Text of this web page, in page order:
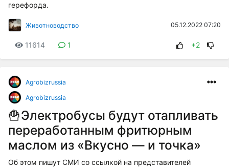
герефорда.
Животноводство 05.12.2022 07:20
11614 1 +2
Agrobizrussia
Agrobizrussia
🍟Электробусы будут отапливать
переработанным фритюрным
маслом из «Вкусно — и точка»
Об этом пишут СМИ со ссылкой на представителей